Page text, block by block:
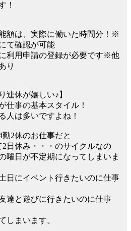
！
額は、実際に働いた時間分！※
て確認が可能
に利用申請の登録が必要です※他
り
連休が嬉しい♪】
仕事の基本スタイル！
人は多いですよね！
勤2休のお仕事だと
2日休み・・・のサイクルなの
曜日が不定期になってしまいま
日にイベント行きたいのに仕事
達と遊びに行きたいのに仕事
しまいます。